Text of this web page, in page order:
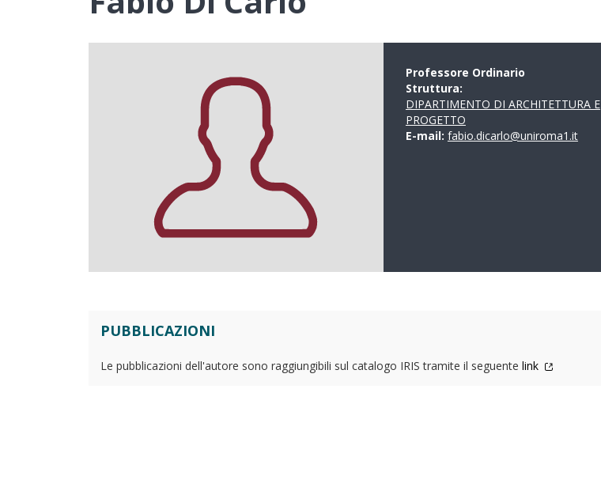
Professore Ordinario
Struttura:
DIPARTIMENTO DI ARCHITETTURA E
PROGETTO
E-mail: fabio.dicarlo@uniroma1.it
PUBBLICAZIONI
Le pubblicazioni dell'autore sono raggiungibili sul catalogo IRIS tramite il seguente link